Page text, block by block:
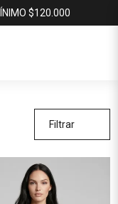
$120.000
Filtrar